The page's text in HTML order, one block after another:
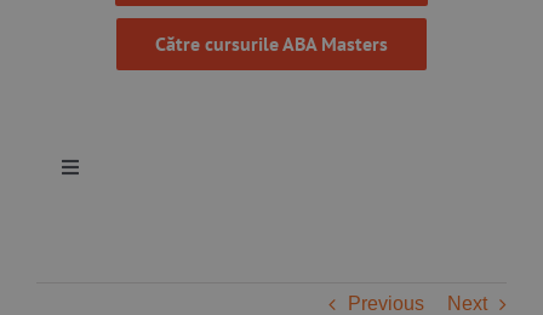
Către cursurile ABA Masters
Toggle
Previous Next